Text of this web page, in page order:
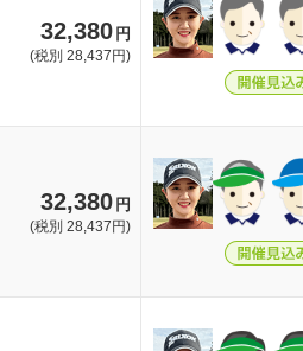
32,380円
(税別 28,437円)
32,380円
(税別 28,437円)